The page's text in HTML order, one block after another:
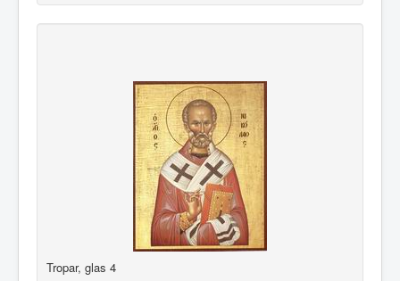
Tropar, glas 4